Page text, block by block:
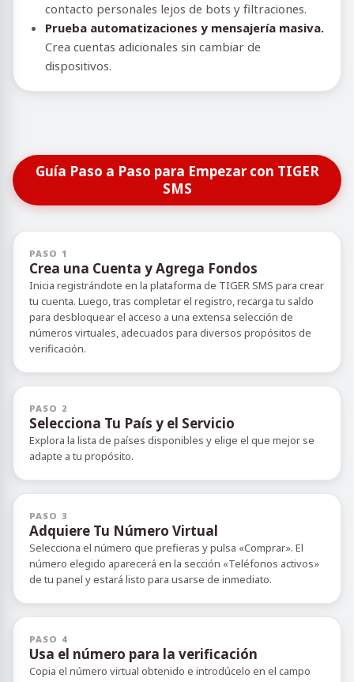
contacto personales lejos de bots y filtraciones.
Prueba automatizaciones y mensajería masiva.
Crea cuentas adicionales sin cambiar de
dispositivos.
Guía Paso a Paso para Empezar con TIGER
SMS
PASO 1
Crea una Cuenta y Agrega Fondos
Inicia registrándote en la plataforma de TIGER SMS para crear
tu cuenta. Luego, tras completar el registro, recarga tu saldo
para desbloquear el acceso a una extensa selección de
números virtuales, adecuados para diversos propósitos de
verificación.
PASO 2
Selecciona Tu País y el Servicio
Explora la lista de países disponibles y elige el que mejor se
adapte a tu propósito.
PASO 3
Adquiere Tu Número Virtual
Selecciona el número que prefieras y pulsa «Comprar». El
número elegido aparecerá en la sección «Teléfonos activos»
de tu panel y estará listo para usarse de inmediato.
PASO 4
Usa el número para la verificación
Copia el número virtual obtenido e introdúcelo en el campo